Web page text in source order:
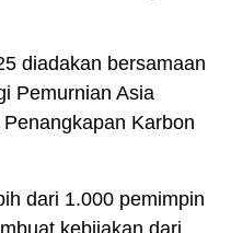
diadakan bersamaan
Pemurnian Asia
Karbon
dari 1.000 pemimpin